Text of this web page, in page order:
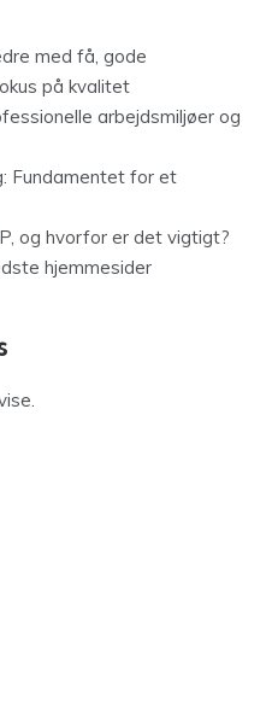
med få, gode
på kvalitet
arbejdsmiljøer og
Fundamentet for et
og hvorfor er det vigtigt?
hjemmesider